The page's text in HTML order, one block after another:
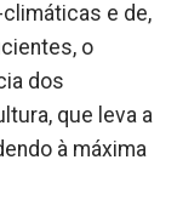
e de,
o
dos
que leva a
à máxima